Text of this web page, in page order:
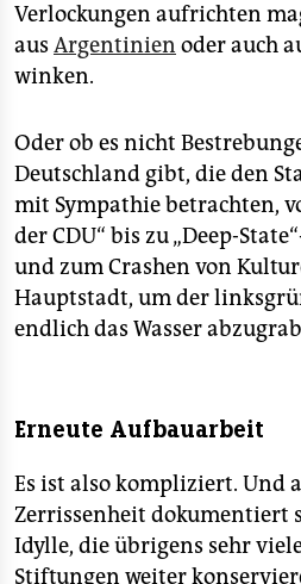
Verlockungen aufrichten
aus Argentinien oder auch
winken.
Oder ob es nicht
Deutschland gibt, die den
mit Sympathie betrachten,
der CDU“ bis zu „Deep-
und zum Crashen von
Hauptstadt, um der
endlich das Wasser
Erneute Aufbauarbeit
Es ist also kompliziert. Und
Zerrissenheit dokumentiert
Idylle, die übrigens sehr
Stiftungen weiter